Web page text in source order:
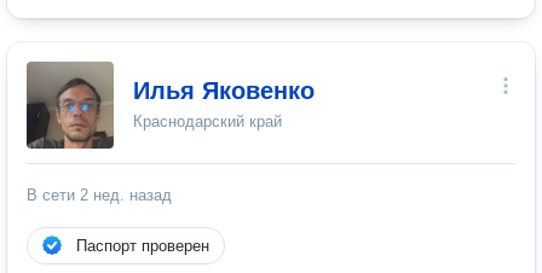
Илья Яковенко
Краснодарский край
В сети 2 нед. назад
Паспорт проверен